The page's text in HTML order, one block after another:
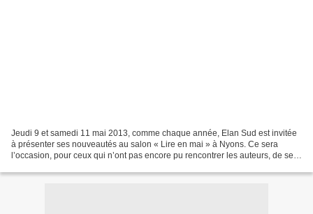
Jeudi 9 et samedi 11 mai 2013, comme chaque année, Elan Sud est invitée
à présenter ses nouveautés au salon « Lire en mai » à Nyons. Ce sera
l’occasion, pour ceux qui n’ont pas encore pu rencontrer les auteurs, de se